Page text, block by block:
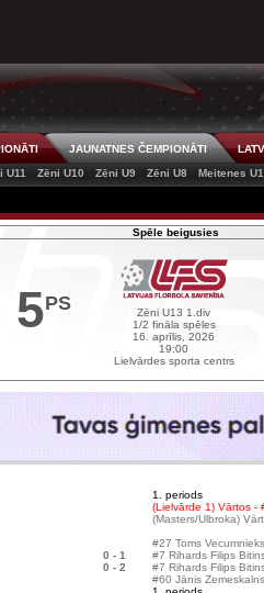
JAUNATNES ČEMPIONĀTI
U11 Zēni U10 Zēni U9 Zēni U8 Meitenes
Spēle beigusies
5PS
Zēni U13 1.div
1/2 fināla spēles
16. aprīlis, 2026
19:00
Lielvārdes sporta centrs
1. periods
(Lielvārde 1) Vārtos -
(Masters/Ulbroka)
#27 Toms
0 - 1
#7 Rihards Filips
0 - 2
#7 Rihards Filips
#60 Jānis